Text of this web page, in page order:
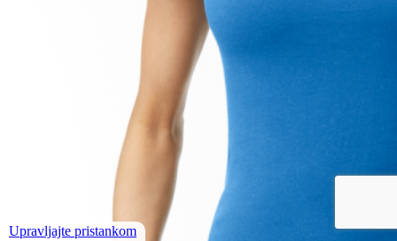
Upravljajte pristankom